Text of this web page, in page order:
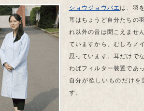
ショウジョウバエは、羽
耳はちょうど自分たちの
れ以外の音は聞こえませ
ていますから、むしろノ
思っています。耳だけで
わばフィルター装置であ
自分が欲しいものだけ
す。